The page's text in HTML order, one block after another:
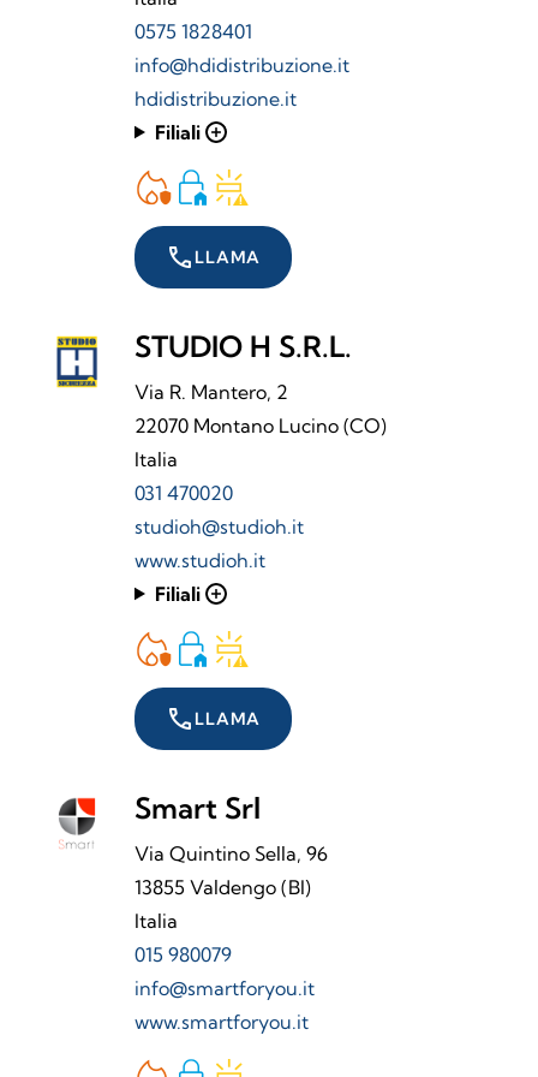
0575 1828401
info@hdidistribuzione.it
hdidistribuzione.it
Filiali add
call LLAMA
STUDIO H S.R.L.
Via R. Mantero, 2
22070 Montano Lucino (CO)
Italia
031 470020
studioh@studioh.it
www.studioh.it
Filiali add
call LLAMA
Smart Srl
Via Quintino Sella, 96
13855 Valdengo (BI)
Italia
015 980079
info@smartforyou.it
www.smartforyou.it